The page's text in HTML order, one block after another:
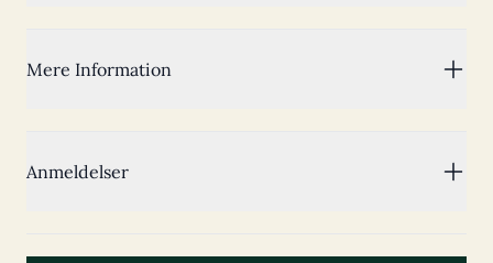
Mere Information
Anmeldelser